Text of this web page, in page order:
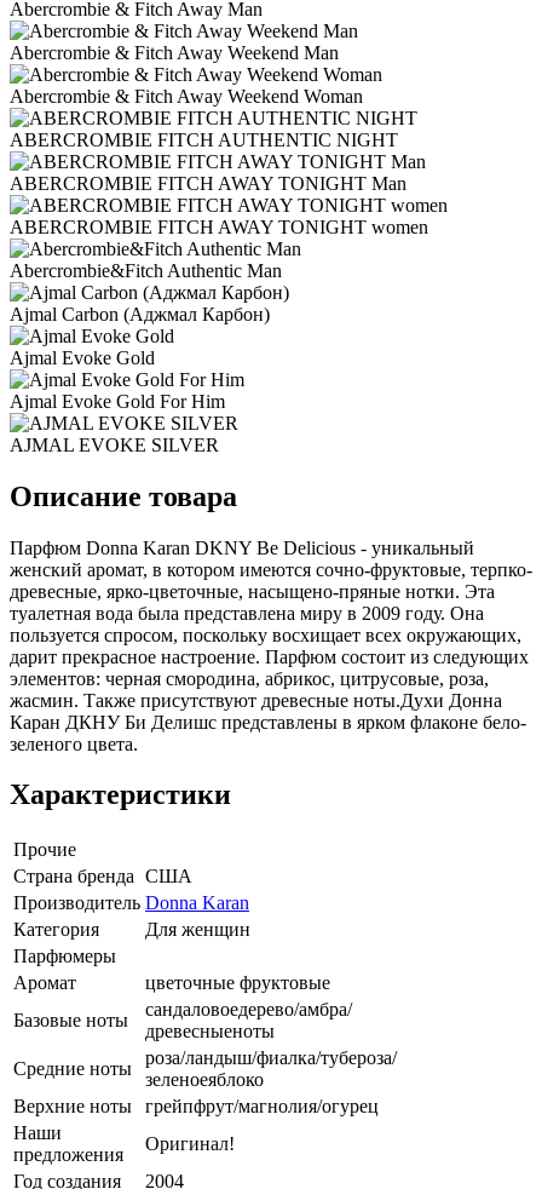
Abercrombie & Fitch Away Man
Abercrombie & Fitch Away Weekend Man
Abercrombie & Fitch Away Weekend Woman
ABERCROMBIE FITCH AUTHENTIC NIGHT
ABERCROMBIE FITCH AWAY TONIGHT Man
ABERCROMBIE FITCH AWAY TONIGHT women
Abercrombie&Fitch Authentic Man
Ajmal Carbon (Аджмал Карбон)
Ajmal Evoke Gold
Ajmal Evoke Gold For Him
AJMAL EVOKE SILVER
Описание товара
Парфюм Donna Karan DKNY Be Delicious - уникальный
женский аромат, в котором имеются сочно-фруктовые, терпко-
древесные, ярко-цветочные, насыщено-пряные нотки. Эта
туалетная вода была представлена миру в 2009 году. Она
пользуется спросом, поскольку восхищает всех окружающих,
дарит прекрасное настроение. Парфюм состоит из следующих
элементов: черная смородина, абрикос, цитрусовые, роза,
жасмин. Также присутствуют древесные ноты.Духи Донна
Каран ДКНУ Би Делишс представлены в ярком флаконе бело-
зеленого цвета.
Характеристики
Прочие
Страна бренда США
Производитель Donna Karan
Категория
Для женщин
Парфюмеры
Аромат
цветочные фруктовые
Базовые ноты
сандаловоедерево/амбра/
древесныеноты
Средние ноты
роза/ландыш/фиалка/тубероза/
зеленоеяблоко
Верхние ноты
грейпфрут/магнолия/огурец
Наши
предложения
Оригинал!
Год создания
2004